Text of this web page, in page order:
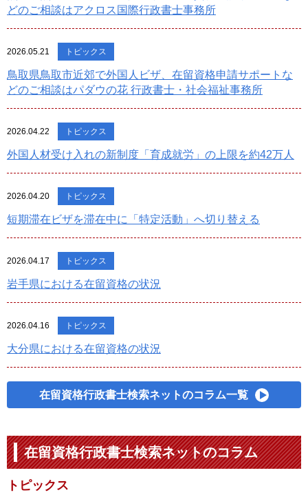
どのご相談はアクロス国際行政書士事務所
2026.05.21 トピックス
鳥取県鳥取市近郊で外国人ビザ、在留資格申請サポートな
どのご相談はパダウの花 行政書士・社会福祉事務所
2026.04.22 トピックス
外国人材受け入れの新制度「育成就労」の上限を約42万人
2026.04.20 トピックス
短期滞在ビザを滞在中に「特定活動」へ切り替える
2026.04.17 トピックス
岩手県における在留資格の状況
2026.04.16 トピックス
大分県における在留資格の状況
在留資格行政書士検索ネットのコラム一覧
在留資格行政書士検索ネットのコラム
トピックス